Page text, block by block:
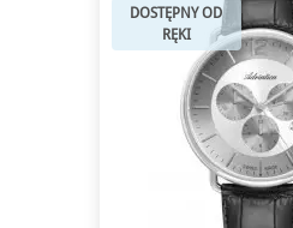
DOSTĘPNY OD
RĘKI